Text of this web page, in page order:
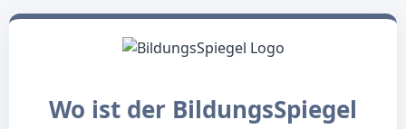
Wo ist der BildungsSpiegel